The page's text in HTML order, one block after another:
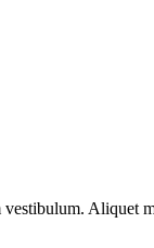
Aliquet